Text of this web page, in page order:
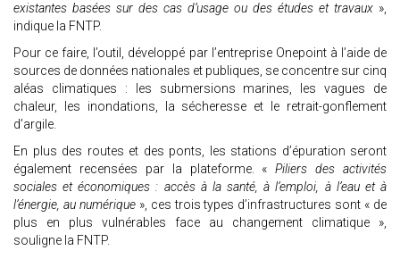
existantes basées sur des cas d’usage ou des études et travaux »,
indique la FNTP.
Pour ce faire, l’outil, développé par l’entreprise Onepoint à l’aide de
sources de données nationales et publiques, se concentre sur cinq
aléas climatiques : les submersions marines, les vagues de
chaleur, les inondations, la sécheresse et le retrait-gonflement
d’argile.
En plus des routes et des ponts, les stations d’épuration seront
également recensées par la plateforme. « Piliers des activités
sociales et économiques : accès à la santé, à l’emploi, à l’eau et à
l’énergie, au numérique », ces trois types d’infrastructures sont « de
plus en plus vulnérables face au changement climatique »,
souligne la FNTP.